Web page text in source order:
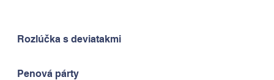
Rozlúčka s deviatakmi
Penová párty